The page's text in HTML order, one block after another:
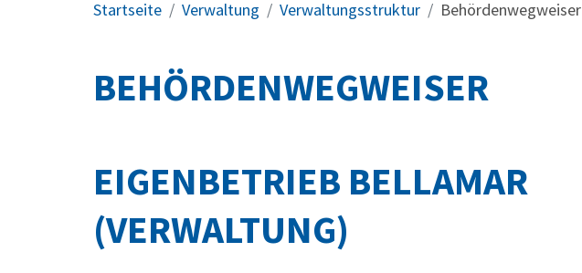
Startseite Verwaltung Verwaltungsstruktur Behördenwegweiser
BEHÖRDENWEGWEISER
EIGENBETRIEB BELLAMAR
(VERWALTUNG)